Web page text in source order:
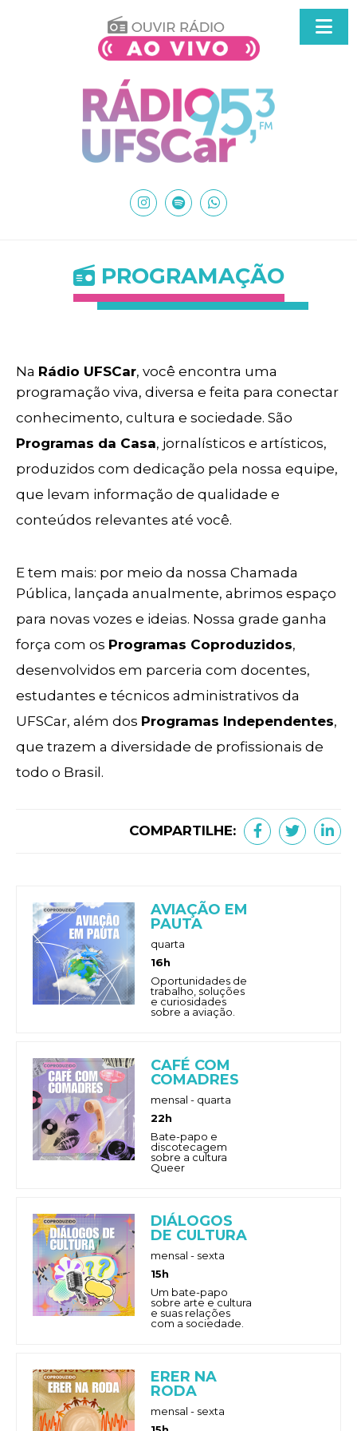
PROGRAMAÇÃO
Na Rádio UFSCar, você encontra uma
programação viva, diversa e feita para conectar
conhecimento, cultura e sociedade. São
Programas da Casa, jornalísticos e artísticos,
produzidos com dedicação pela nossa equipe,
que levam informação de qualidade e
conteúdos relevantes até você.
E tem mais: por meio da nossa Chamada
Pública, lançada anualmente, abrimos espaço
para novas vozes e ideias. Nossa grade ganha
força com os Programas Coproduzidos,
desenvolvidos em parceria com docentes,
estudantes e técnicos administrativos da
UFSCar, além dos Programas Independentes,
que trazem a diversidade de profissionais de
todo o Brasil.
COMPARTILHE:
AVIAÇÃO EM
PAUTA
quarta
16h
Oportunidades de
trabalho, soluções
e curiosidades
sobre a aviação.
CAFÉ COM
COMADRES
mensal - quarta
22h
Bate-papo e
discotecagem
sobre a cultura
Queer
DIÁLOGOS
DE CULTURA
mensal - sexta
15h
Um bate-papo
sobre arte e cultura
e suas relações
com a sociedade.
ERER NA
RODA
mensal - sexta